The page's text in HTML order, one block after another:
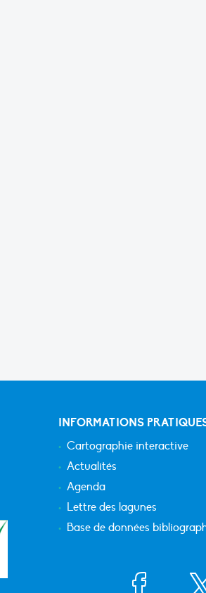
INFORMATIONS
Cartographie interactive
Actualités
Agenda
Lettre des lagunes
Base de données